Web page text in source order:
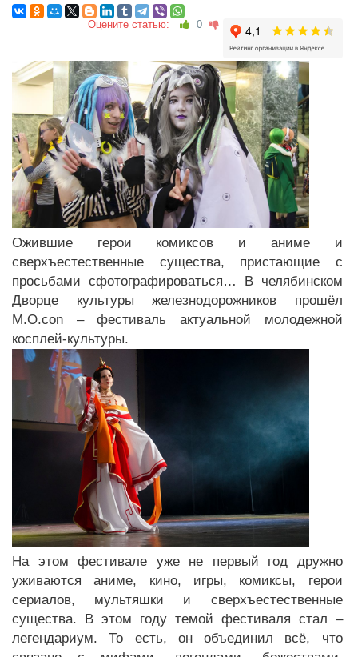
Оцените статью: 0
Ожившие герои комиксов и аниме и
сверхъестественные существа, пристающие с
просьбами сфотографироваться… В челябинском
Дворце культуры железнодорожников прошёл
M.O.con – фестиваль актуальной молодежной
косплей-культуры.
На этом фестивале уже не первый год дружно
уживаются аниме, кино, игры, комиксы, герои
сериалов, мультяшки и сверхъестественные
существа. В этом году темой фестиваля стал –
легендариум. То есть, он объединил всё, что